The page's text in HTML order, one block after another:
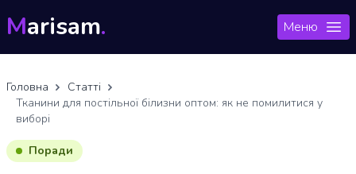
Marisam. Меню
Головна
Статті
Тканини для постільної білизни оптом: як не помилитися у
виборі
Поради